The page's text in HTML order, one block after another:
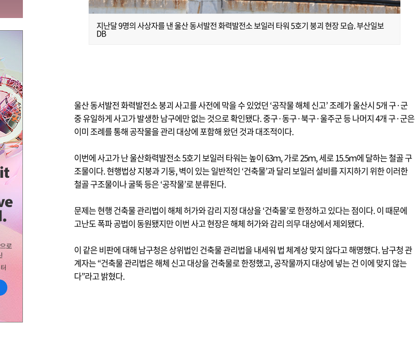
지난달 9명의 사상자를 낸 울산 동서발전 화력발전소 보일러 타워 5호기 붕괴 현장 모습. 부산일보
DB
울산 동서발전 화력발전소 붕괴 사고를 사전에 막을 수 있었던 ‘공작물 해체 신고’ 조례가 울산시 5개 구·군
중 유일하게 사고가 발생한 남구에만 없는 것으로 확인됐다. 중구·동구·북구·울주군 등 나머지 4개 구·군은
이미 조례를 통해 공작물을 관리 대상에 포함해 왔던 것과 대조적이다.
이번에 사고가 난 울산화력발전소 5호기 보일러 타워는 높이 63ｍ, 가로 25ｍ, 세로 15.5ｍ에 달하는 철골 구
조물이다. 현행법상 지붕과 기둥, 벽이 있는 일반적인 ‘건축물’과 달리 보일러 설비를 지지하기 위한 이러한
철골 구조물이나 굴뚝 등은 ‘공작물’로 분류된다.
문제는 현행 건축물 관리법이 해체 허가와 감리 지정 대상을 ‘건축물’로 한정하고 있다는 점이다. 이 때문에
고난도 폭파 공법이 동원됐지만 이번 사고 현장은 해체 허가와 감리 의무 대상에서 제외됐다.
이 같은 비판에 대해 남구청은 상위법인 건축물 관리법을 내세워 법 체계상 맞지 않다고 해명했다. 남구청 관
계자는 “건축물 관리법은 해체 신고 대상을 건축물로 한정했고, 공작물까지 대상에 넣는 건 이에 맞지 않는
다”라고 밝혔다.